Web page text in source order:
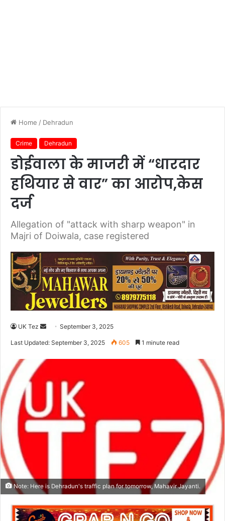
Home / Dehradun
Crime Dehradun
डोईवाला के माजरी में “धारदार
हथियार से वार” का आरोप,केस
दर्ज
Allegation of "attack with sharp weapon" in
Majri of Doiwala, case registered
UK Tez
e
d
m
a
i
September 3, 2025
Last Updated: September 3, 2025 605 1 minute read
Note: Here is Dehradun's traffic plan for tomorrow, Mahavir Jayanti.